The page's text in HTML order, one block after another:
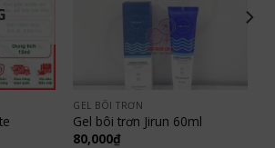
GEL BÔI TRƠN
Gel bôi trơn Jirun 60ml
80,000₫